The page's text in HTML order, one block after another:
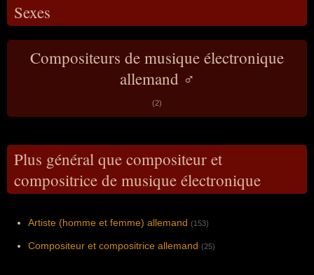
Sexes
Compositeurs de musique électronique
allemand ♂
(2)
Plus général que compositeur et
compositrice de musique électronique
Artiste (homme et femme) allemand (153)
Compositeur et compositrice allemand (25)